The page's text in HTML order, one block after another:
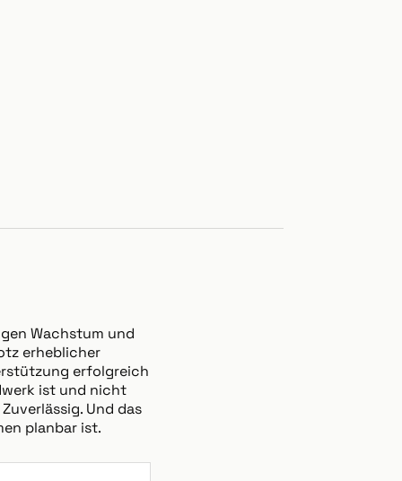
Wachstum und
erheblicher
erfolgreich
ist und nicht
Und das
planbar ist.